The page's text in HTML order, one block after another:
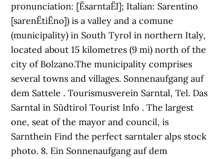
pronunciation: [ËsarntaËl]; Italian: Sarentino
[sarenËtiËno]) is a valley and a comune
(municipality) in South Tyrol in northern Italy,
located about 15 kilometres (9 mi) north of the
city of Bolzano.The municipality comprises
several towns and villages. Sonnenaufgang auf
dem Sattele . Tourismusverein Sarntal, Tel. Das
Sarntal in Südtirol Tourist Info . The largest
one, seat of the mayor and council, is
Sarnthein Find the perfect sarntaler alps stock
photo. 8. Ein Sonnenaufgang auf dem